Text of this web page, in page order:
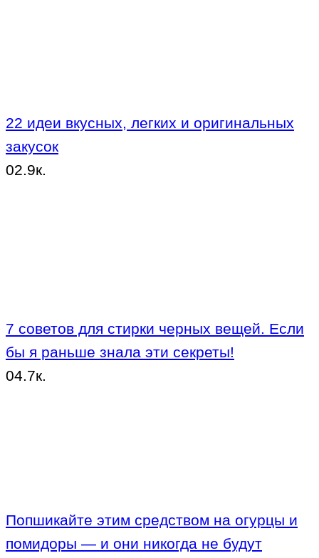
22 идеи вкусных, легких и оригинальных
закусок
02.9к.
7 советов для стирки черных вещей. Если
бы я раньше знала эти секреты!
04.7к.
Попшикайте этим средством на огурцы и
помидоры — и они никогда не будут